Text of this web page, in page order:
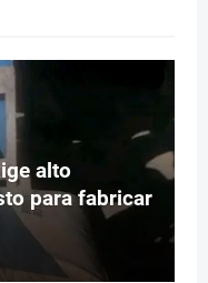
alto
para fabricar